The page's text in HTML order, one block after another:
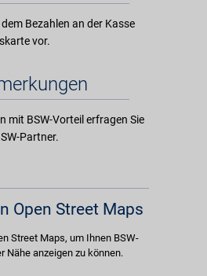
Bezahlen an der Kasse
vor.
mit BSW-Vorteil erfragen Sie
Partner.
Open Street Maps
Street Maps, um Ihnen BSW-
Nähe anzeigen zu können.